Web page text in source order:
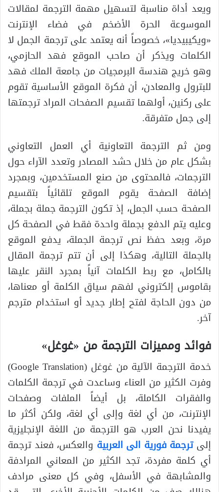
ويعد أداة مناسبة لتسهيل مهمة الترجمة لمقالات
الموسوعة الحرة الأضخم في فضاء الإنترنت
«ويكيبيديا»، خصوصاً أنه يعتمد على ترجمة الجمل لا
الكلمات ويذكر أن صاحب الموقع فهد الحازمي،
وهو خريج هندسة البرمجيات من جامعة الملك فهد
للبترول والمعادن، أن فكرة الموقع الأساسية تقوم
على ركنين، أولهما تقسيم الصفحات المراد ترجمتها
إلى جمل متفرقة.
ومن ثم الترجمة التعاونية أي العمل التعاوني
بشكل عام من خلال حشد المصادر وتعدد الآراء حول
الترجمات، فالمحتوى من صنع المستخدمين، وبمجرد
إضافة الصفحة يقوم الموقع تلقائياً بتقسيم
الصفحة حسب الجمل، إذ تكون الترجمة جملة بجملة،
وعليه يتم الدفع بجملة واحدة فقط في الصفحة كل
مرة، وبعد حفظ نص ترجمة الجملة، يدفع الموقع
بالجملة التالية، وهكذا إلى أن تتم ترجمة المقال
بالكامل، مع ربط الكلمات آنياً بمجرد النقر عليها
بقاموس إلكتروني لفهم سياق الكلمة أو معناها،
من دون الحاجة لفتح إطار جديد أو استخدام مترجم
آخر.
فوائد ومميزات الترجمة من «غوغل»
خدمة الترجمة الآلية من غوغل (Google Translation)
وفرت الكثير من العناء وساعدت في ترجمة الكلمات
والفقرات الكاملة، بل أيضاً الملفات وصفحات
الإنترنت، من أي لغة وإلى أي لغة، ولكن أكثر ما
يفيدنا نحن العرب هو الترجمة من اللغة الإنجليزية
إلىترجمة فورية الى العربية والعكس، فعند ترجمة
أي كلمة مفردة، تجد الكثير من المعاني المرادفة
والمشابهة في الأسفل، وفي كل معنى مرادف